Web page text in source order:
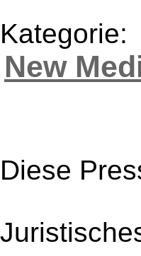
Kategorie:
New
Diese